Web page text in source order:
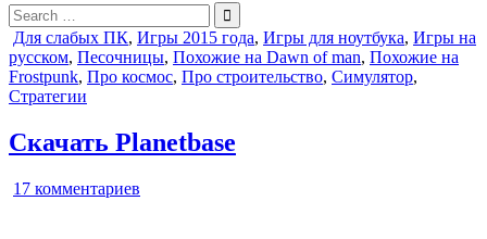
Search
for:
Posted
in
Для слабых ПК, Игры 2015 года, Игры для ноутбука, Игры на
русском, Песочницы, Похожие на Dawn of man, Похожие на
Frostpunk, Про космос, Про строительство, Симулятор,
Стратегии
Скачать Planetbase
17 комментариев